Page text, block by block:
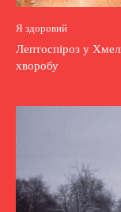
Я здоровий
Лептоспіроз у
хворобу